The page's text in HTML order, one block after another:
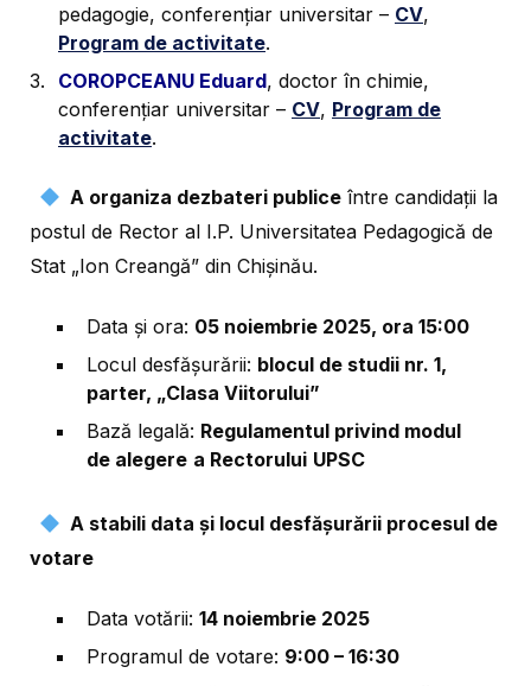
pedagogie, conferențiar universitar – CV,
Program de activitate.
COROPCEANU Eduard, doctor în chimie,
conferențiar universitar – CV, Program de
activitate.
A organiza dezbateri publice între candidații la
postul de Rector al I.P. Universitatea Pedagogică de
Stat „Ion Creangă” din Chișinău.
Data și ora: 05 noiembrie 2025, ora 15:00
Locul desfășurării: blocul de studii nr. 1,
parter, „Clasa Viitorului”
Bază legală: Regulamentul privind modul
de alegere a Rectorului UPSC
A stabili data și locul desfășurării procesul de
votare
Data votării: 14 noiembrie 2025
Programul de votare: 9:00 – 16:30